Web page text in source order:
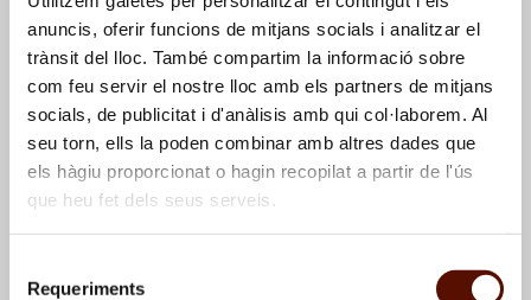
anuncis, oferir funcions de mitjans socials i analitzar el
trànsit del lloc. També compartim la informació sobre
com feu servir el nostre lloc amb els partners de mitjans
socials, de publicitat i d'anàlisis amb qui col·laborem. Al
seu torn, ells la poden combinar amb altres dades que
els hàgiu proporcionat o hagin recopilat a partir de l'ús
que heu fet dels seus serveis.
Requeriments
Arquitectura heterodoxa I,
1978